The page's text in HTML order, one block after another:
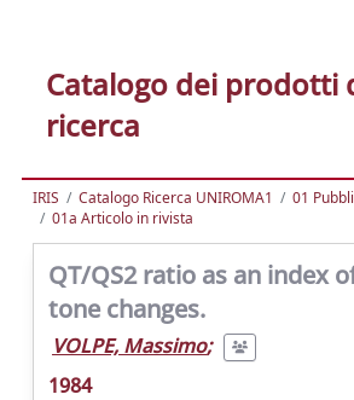
Catalogo dei prodotti
ricerca
IRIS Catalogo Ricerca UNIROMA1
01
01a Articolo in rivista
QT/QS2 ratio as an index
tone changes.
VOLPE, Massimo;
1984